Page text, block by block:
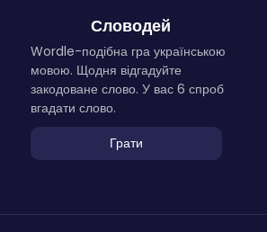
Словодей
Wordle-подібна гра українською
мовою. Щодня відгадуйте
закодоване слово. У вас 6 спроб
вгадати слово.
Грати